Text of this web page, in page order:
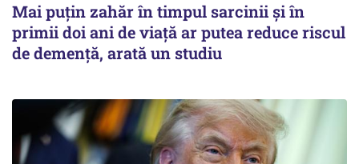
Mai puțin zahăr în timpul sarcinii și în
primii doi ani de viață ar putea reduce riscul
de demență, arată un studiu